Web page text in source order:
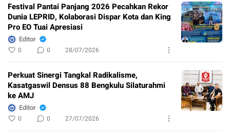
Festival Pantai Panjang 2026 Pecahkan Rekor
Dunia LEPRID, Kolaborasi Dispar Kota dan King
Pro EO Tuai Apresiasi
Editor
0 0 28/07/2026
Perkuat Sinergi Tangkal Radikalisme,
Kasatgaswil Densus 88 Bengkulu Silaturahmi
ke AMJ
Editor
0 0 27/07/2026